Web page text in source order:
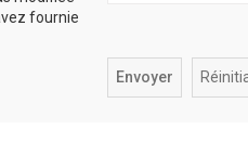
fournie